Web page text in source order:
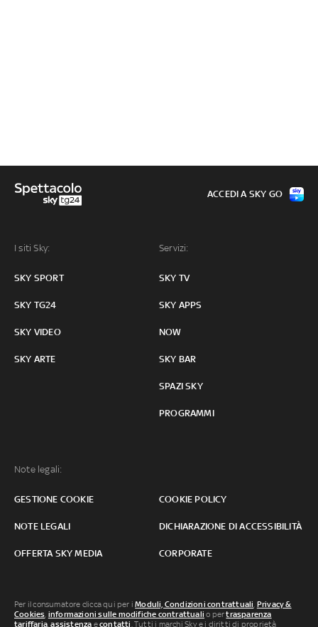
I siti Sky:
SKY SPORT
SKY TG24
SKY VIDEO
SKY ARTE
Servizi:
SKY TV
SKY APPS
NOW
SKY BAR
SPAZI SKY
PROGRAMMI
Note legali:
GESTIONE COOKIE COOKIE POLICY
NOTE LEGALI DICHIARAZIONE DI ACCESSIBILITÀ
OFFERTA SKY MEDIA CORPORATE
ACCEDI A SKY GO
Per il consumatore clicca qui per iModuli, Condizioni contrattuali, Privacy &
Cookies, informazioni sulle modifiche contrattuali o pertrasparenza
tariffaria,assistenza econtatti. Tutti i marchi Sky e i diritti di proprietà